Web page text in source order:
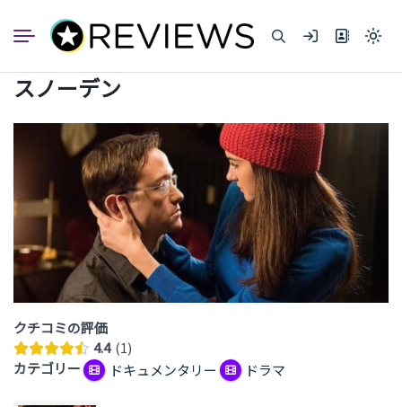
ン
Light
dark)
スノーデン
クチコミの評価
4.4 1
カテゴリー
ドキュメンタリー ドラマ